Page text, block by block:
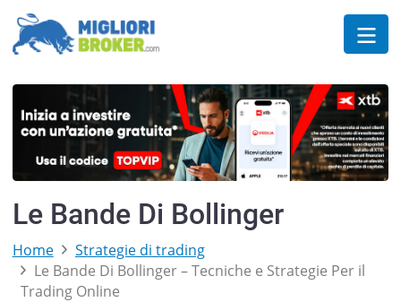
Le Bande Di Bollinger
Home
Strategie di trading
Le Bande Di Bollinger – Tecniche e Strategie Per il
Trading Online